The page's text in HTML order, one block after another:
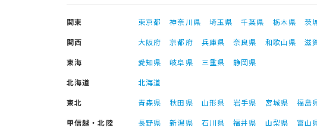
関東 東京都 神奈川県 埼玉県 千葉県 栃木県 茨
関西
大阪府 京都府 兵庫県 奈良県 和歌山県
滋
東海
愛知県 岐阜県 三重県
静岡県
北海道
北海道
東北
青森県 秋田県 山形県 岩手県 宮城県
福島
甲信越・北陸
長野県 新潟県 石川県 福井県 山梨県
富山